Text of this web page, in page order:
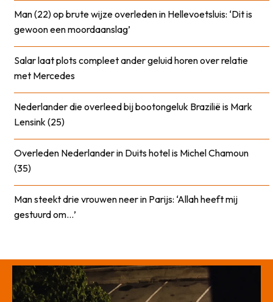
Man (22) op brute wijze overleden in Hellevoetsluis: ‘Dit is
gewoon een moordaanslag’
Salar laat plots compleet ander geluid horen over relatie
met Mercedes
Nederlander die overleed bij bootongeluk Brazilië is Mark
Lensink (25)
Overleden Nederlander in Duits hotel is Michel Chamoun
(35)
Man steekt drie vrouwen neer in Parijs: ‘Allah heeft mij
gestuurd om…’